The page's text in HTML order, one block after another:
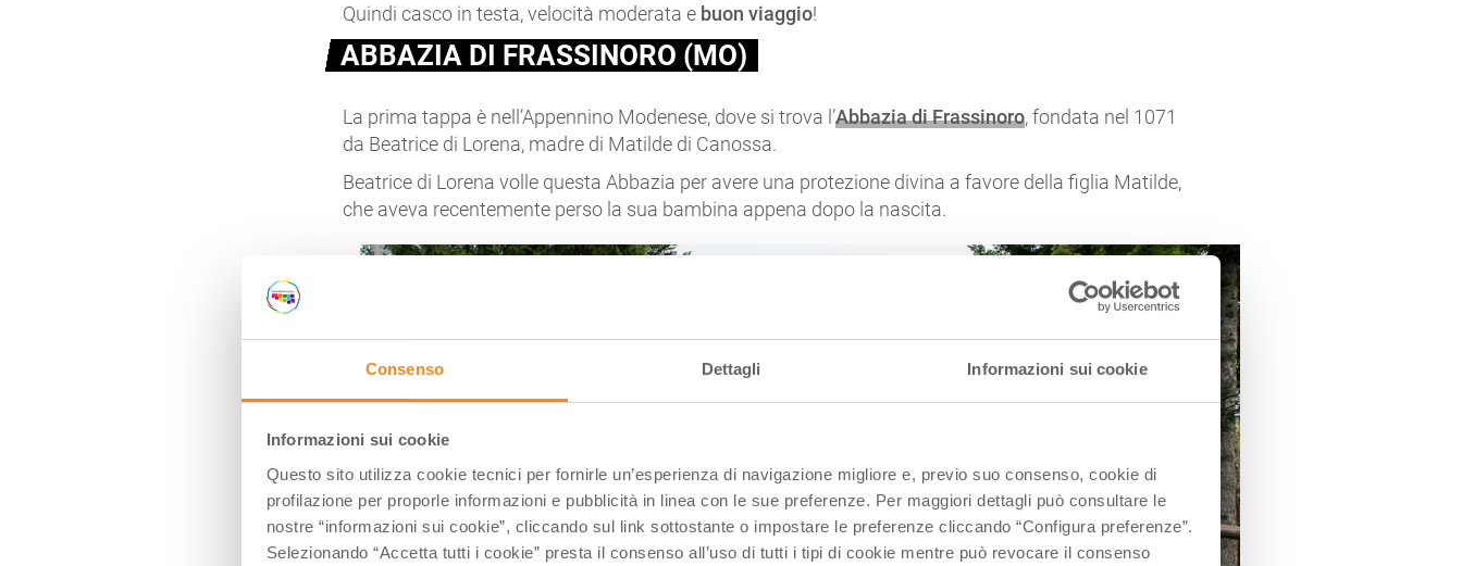
Consenso Dettagli Informazioni sui cookie
Informazioni sui cookie
Questo sito utilizza cookie tecnici per fornirle un’esperienza di navigazione migliore e, previo suo consenso, cookie di
profilazione per proporle informazioni e pubblicità in linea con le sue preferenze. Per maggiori dettagli può consultare le
nostre “informazioni sui cookie”, cliccando sul link sottostante o impostare le preferenze cliccando “Configura preferenze”.
Selezionando “Accetta tutti i cookie” presta il consenso all’uso di tutti i tipi di cookie mentre può revocare il consenso
Quindi casco in testa, velocità moderata e buon viaggio!
ABBAZIA DI FRASSINORO (MO)
La prima tappa è nell’Appennino Modenese, dove si trova l’Abbazia di Frassinoro, fondata nel 1071
da Beatrice di Lorena, madre di Matilde di Canossa.
Beatrice di Lorena volle questa Abbazia per avere una protezione divina a favore della figlia Matilde,
che aveva recentemente perso la sua bambina appena dopo la nascita.